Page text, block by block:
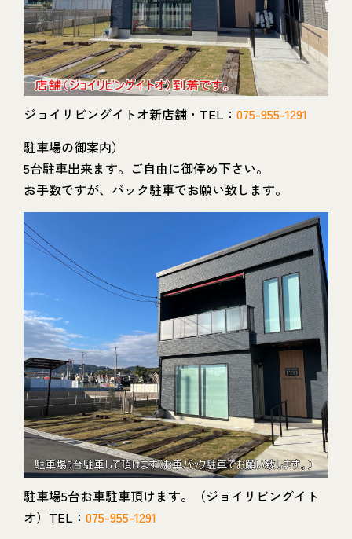
ジョイリビングイトオ新店舗・TEL： 075-955-1291
駐車場の御案内）
5台駐車出来ます。ご自由に御停め下さい。
お手数ですが、バック駐車でお願い致します。
駐車場5台お車駐車頂けます。（ジョイリビングイト
オ）TEL： 075-955-1291